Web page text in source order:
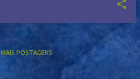
MAIS POSTAGENS